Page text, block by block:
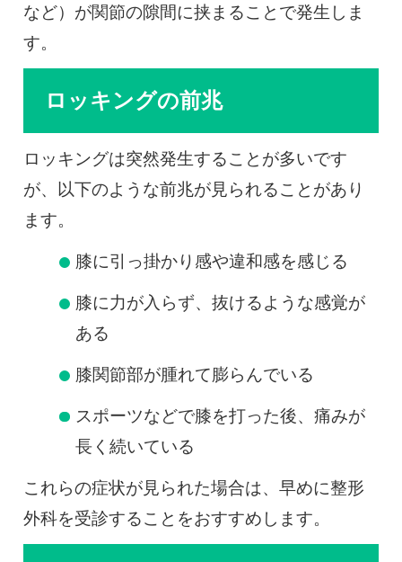
など）が関節の隙間に挟まることで発生しま
す。
ロッキングの前兆
ロッキングは突然発生することが多いです
が、以下のような前兆が見られることがあり
ます。
膝に引っ掛かり感や違和感を感じる
膝に力が入らず、抜けるような感覚が
ある
膝関節部が腫れて膨らんでいる
スポーツなどで膝を打った後、痛みが
長く続いている
これらの症状が見られた場合は、早めに整形
外科を受診することをおすすめします。